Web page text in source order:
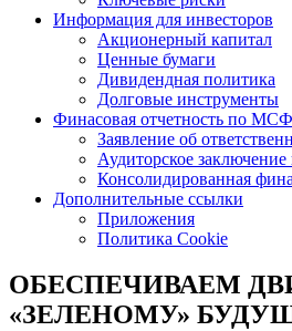
Информация для инвесторов
Акционерный капитал
Ценные бумаги
Дивидендная политика
Долговые инструменты
Финасовая отчетность по
Заявление об
Аудиторское
Консолидированная
Дополнительные ссылки
Приложения
Политика Cookie
ОБЕСПЕЧИВАЕМ
«ЗЕЛЕНОМУ»